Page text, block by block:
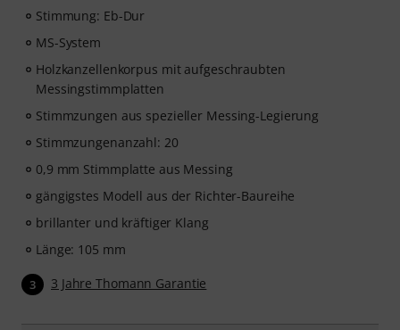
Stimmung: Eb-Dur
MS-System
Holzkanzellenkorpus mit aufgeschraubten
Messingstimmplatten
Stimmzungen aus spezieller Messing-Legierung
Stimmzungenanzahl: 20
0,9 mm Stimmplatte aus Messing
gängigstes Modell aus der Richter-Baureihe
brillanter und kräftiger Klang
Länge: 105 mm
3 3 Jahre Thomann Garantie